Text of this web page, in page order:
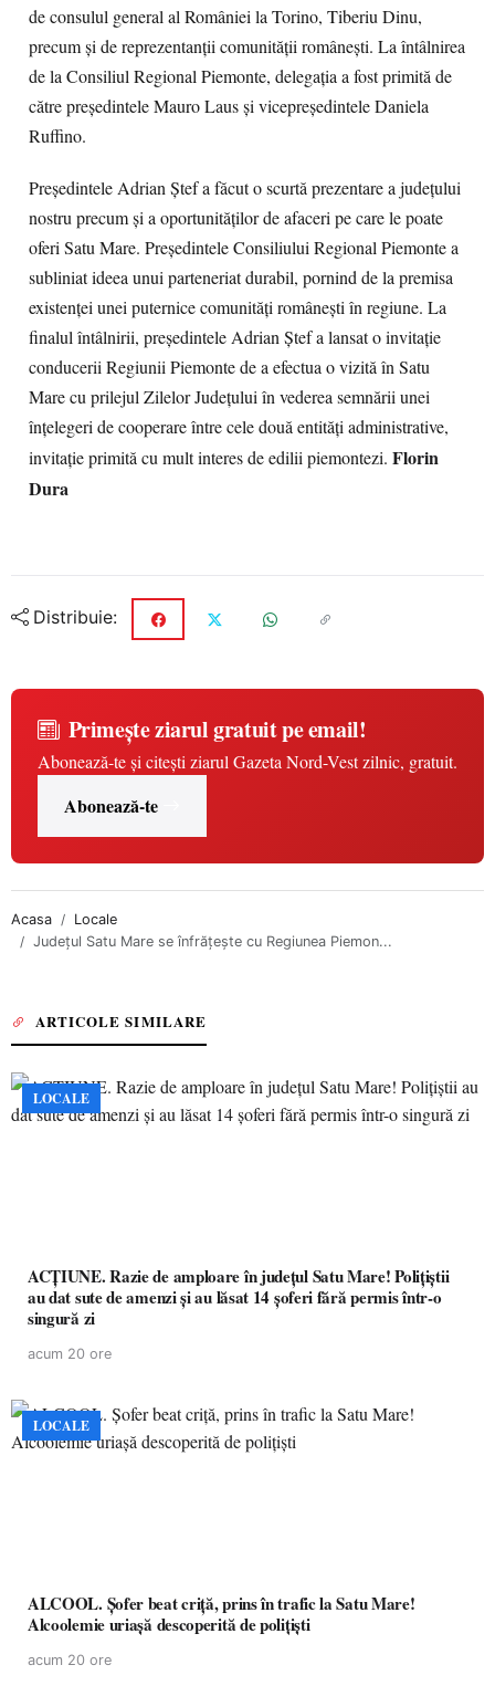
de consulul general al României la Torino, Tiberiu Dinu,
precum și de reprezentanții comunității românești. La întâlnirea
de la Consiliul Regional Piemonte, delegaţia a fost primită de
către preşedintele Mauro Laus şi vicepreşedintele Daniela
Ruffino.
Preşedintele Adrian Ştef a făcut o scurtă prezentare a judeţului
nostru precum şi a oportunităţilor de afaceri pe care le poate
oferi Satu Mare. Preşedintele Consiliului Regional Piemonte a
subliniat ideea unui parteneriat durabil, pornind de la premisa
existenței unei puternice comunități românești în regiune. La
finalul întâlnirii, președintele Adrian Ștef a lansat o invitație
conducerii Regiunii Piemonte de a efectua o vizită în Satu
Mare cu prilejul Zilelor Județului în vederea semnării unei
înțelegeri de cooperare între cele două entități administrative,
invitație primită cu mult interes de edilii piemontezi. Florin
Dura
Distribuie:
Primește ziarul gratuit pe email!
Abonează-te și citești ziarul Gazeta Nord-Vest zilnic, gratuit.
Abonează-te
Acasa
Locale
Județul Satu Mare se înfrățește cu Regiunea Piemon...
ARTICOLE SIMILARE
LOCALE
ACȚIUNE. Razie de amploare în județul Satu Mare! Polițiștii
au dat sute de amenzi și au lăsat 14 șoferi fără permis într-o
singură zi
acum 20 ore
LOCALE
ALCOOL. Șofer beat criță, prins în trafic la Satu Mare!
Alcoolemie uriașă descoperită de polițiști
acum 20 ore